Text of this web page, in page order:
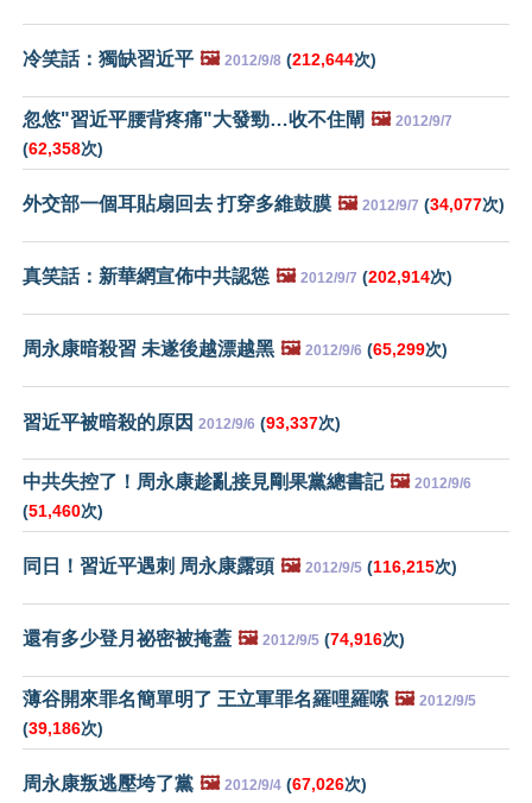
冷笑話：獨缺習近平 🖼️ 2012/9/8 (212,644次)
忽悠"習近平腰背疼痛"大發勁…收不住閘 🖼️ 2012/9/7
(62,358次)
外交部一個耳貼扇回去 打穿多維鼓膜 🖼️ 2012/9/7 (34,077次)
真笑話：新華網宣佈中共認慫 🖼️ 2012/9/7 (202,914次)
周永康暗殺習 未遂後越漂越黑 🖼️ 2012/9/6 (65,299次)
習近平被暗殺的原因 2012/9/6 (93,337次)
中共失控了！周永康趁亂接見剛果黨總書記 🖼️ 2012/9/6
(51,460次)
同日！習近平遇刺 周永康露頭 🖼️ 2012/9/5 (116,215次)
還有多少登月祕密被掩蓋 🖼️ 2012/9/5 (74,916次)
薄谷開來罪名簡單明了 王立軍罪名羅哩羅嗦 🖼️ 2012/9/5
(39,186次)
周永康叛逃壓垮了黨 🖼️ 2012/9/4 (67,026次)